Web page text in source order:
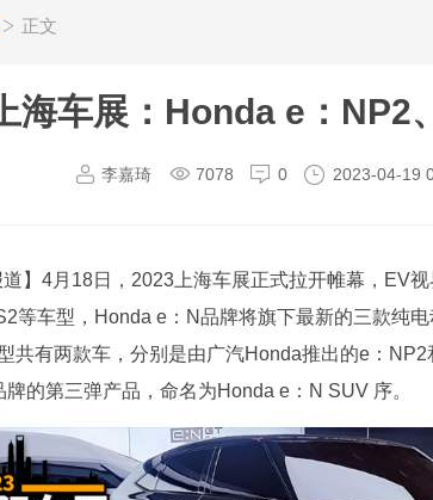
正文
海车展：Honda e：NP2
李嘉琦 7078 0 2023-04-19
道】4月18日，2023上海车展正式拉开帷幕，EV
等车型，Honda e：N品牌将旗下最新的三款纯
共有两款车，分别是由广汽Honda推出的e：
的第三弹产品，命名为Honda e：N SUV 序。